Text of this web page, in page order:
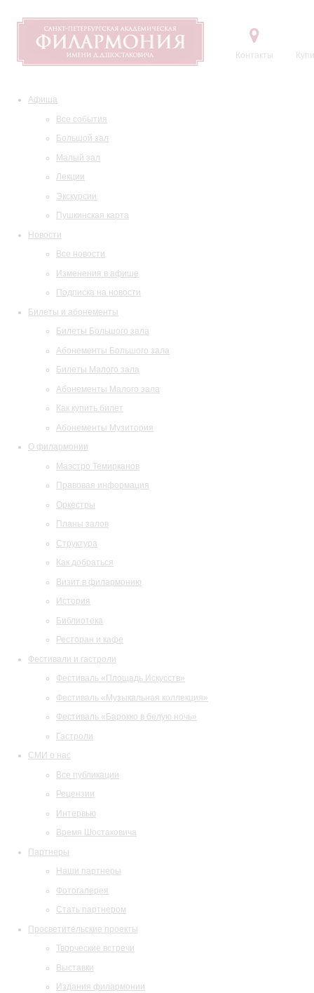
Контакты
Афиша
Все события
Большой зал
Малый зал
Лекции
Экскурсии
Пушкинская карта
Новости
Все новости
Изменения в афише
Подписка на новости
Билеты и абонементы
Билеты Большого зала
Абонементы Большого зала
Билеты Малого зала
Абонементы Малого зала
Как купить билет
Абонементы Музитория
О филармонии
Маэстро Темирканов
Правовая информация
Оркестры
Планы залов
Структура
Как добраться
Визит в филармонию
История
Библиотека
Ресторан и кафе
Фестивали и гастроли
Фестиваль «Площадь Искусств»
Фестиваль «Музыкальная коллекция»
Фестиваль «Барокко в белую ночь»
Гастроли
СМИ о нас
Все публикации
Рецензии
Интервью
Время Шостаковича
Партнеры
Наши партнеры
Фотогалерея
Стать партнером
Просветительские проекты
Творческие встречи
Выставки
Издания филармонии